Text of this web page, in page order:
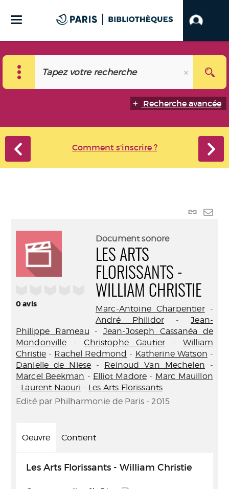
Recherche avancée
Comment s'inscrire ?
Lien
0avis
Document sonore
LES ARTS
FLORISSANTS -
WILLIAM CHRISTIE
Marc-Antoine Charpentier-
André Philidor -Jean-
Philippe Rameau - Jean-Joseph Cassanéa de
Mondonville-Christophe Gautier - William
Christie - Rachel Redmond - Katherine Watson -
Danielle de Niese - Reinoud Van Mechelen -
Marcel Beekman - Elliot Madore - Marc Mauillon
- Laurent Naouri - Les Arts Florissants
Edité par Philharmonie de Paris - 2015
Oeuvre Contient
Les Arts Florissants - William Christie